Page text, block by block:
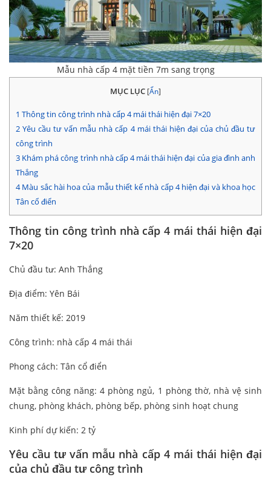
Mẫu nhà cấp 4 mặt tiền 7m sang trọng
MỤC LỤC [Ẩn]
1 Thông tin công trình nhà cấp 4 mái thái hiện đại 7×20
2 Yêu cầu tư vấn mẫu nhà cấp 4 mái thái hiện đại của chủ đầu tư
công trình
3 Khám phá công trình nhà cấp 4 mái thái hiện đại của gia đình anh
Thắng
4Màu sắc hài hoa của mẫu thiết kế nhà cấp 4 hiện đại và khoa học
Tân cổ điển
Thông tin công trình nhà cấp 4 mái thái hiện đại
7×20
Chủ đầu tư: Anh Thắng
Địa điểm: Yên Bái
Năm thiết kế: 2019
Công trình: nhà cấp 4 mái thái
Phong cách: Tân cổ điển
Mặt bằng công năng: 4 phòng ngủ, 1 phòng thờ, nhà vệ sinh
chung, phòng khách, phòng bếp, phòng sinh hoạt chung
Kinh phí dự kiến: 2 tỷ
Yêu cầu tư vấn mẫu nhà cấp 4 mái thái hiện đại
của chủ đầu tư công trình